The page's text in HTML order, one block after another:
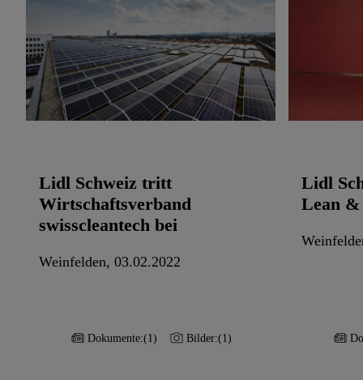
Lidl Schweiz tritt
Wirtschaftsverband
swisscleantech bei
Weinfelden, 03.02.2022
Dokumente:(1) Bilder:(1)
Lidl
Lean &